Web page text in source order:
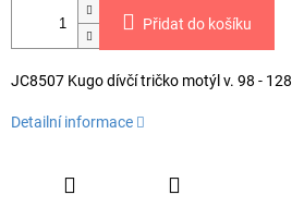
Přidat do košíku
JC8507 Kugo dívčí tričko motýl v. 98 - 128
Detailní informace